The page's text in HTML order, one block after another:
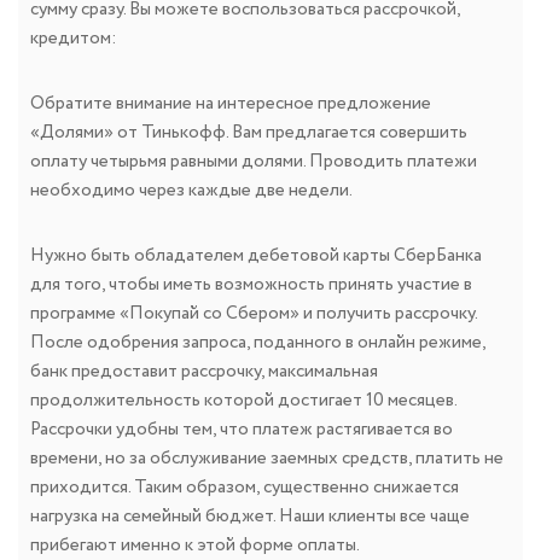
сумму сразу. Вы можете воспользоваться рассрочкой,
кредитом:
Обратите внимание на интересное предложение
«Долями» от Тинькофф. Вам предлагается совершить
оплату четырьмя равными долями. Проводить платежи
необходимо через каждые две недели.
Нужно быть обладателем дебетовой карты СберБанка
для того, чтобы иметь возможность принять участие в
программе «Покупай со Сбером» и получить рассрочку.
После одобрения запроса, поданного в онлайн режиме,
банк предоставит рассрочку, максимальная
продолжительность которой достигает 10 месяцев.
Рассрочки удобны тем, что платеж растягивается во
времени, но за обслуживание заемных средств, платить не
приходится. Таким образом, существенно снижается
нагрузка на семейный бюджет. Наши клиенты все чаще
прибегают именно к этой форме оплаты.